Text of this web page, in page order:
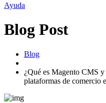
Ayuda
Blog Post
Blog
¿Qué es Magento CMS
plataformas de comercio